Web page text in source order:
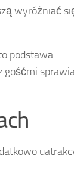
wyróżniać
podstawa.